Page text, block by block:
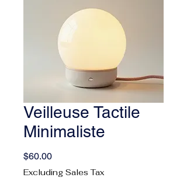
Veilleuse Tactile
Minimaliste
$60.00Price
Excluding Sales Tax